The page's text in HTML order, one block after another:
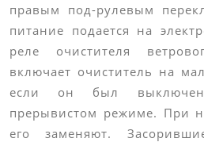
правым под-рулевым
питание подается на
реле очистителя
включает очиститель на
если он был
прерывистом режиме. При
его заменяют.